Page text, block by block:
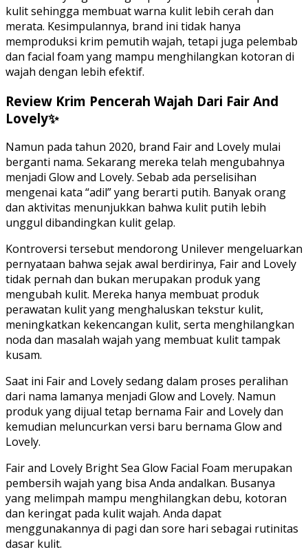
kulit sehingga membuat warna kulit lebih cerah dan
merata. Kesimpulannya, brand ini tidak hanya
memproduksi krim pemutih wajah, tetapi juga pelembab
dan facial foam yang mampu menghilangkan kotoran di
wajah dengan lebih efektif.
Review Krim Pencerah Wajah Dari Fair And
Lovely✨
Namun pada tahun 2020, brand Fair and Lovely mulai
berganti nama. Sekarang mereka telah mengubahnya
menjadi Glow and Lovely. Sebab ada perselisihan
mengenai kata “adil” yang berarti putih. Banyak orang
dan aktivitas menunjukkan bahwa kulit putih lebih
unggul dibandingkan kulit gelap.
Kontroversi tersebut mendorong Unilever mengeluarkan
pernyataan bahwa sejak awal berdirinya, Fair and Lovely
tidak pernah dan bukan merupakan produk yang
mengubah kulit. Mereka hanya membuat produk
perawatan kulit yang menghaluskan tekstur kulit,
meningkatkan kekencangan kulit, serta menghilangkan
noda dan masalah wajah yang membuat kulit tampak
kusam.
Saat ini Fair and Lovely sedang dalam proses peralihan
dari nama lamanya menjadi Glow and Lovely. Namun
produk yang dijual tetap bernama Fair and Lovely dan
kemudian meluncurkan versi baru bernama Glow and
Lovely.
Fair and Lovely Bright Sea Glow Facial Foam merupakan
pembersih wajah yang bisa Anda andalkan. Busanya
yang melimpah mampu menghilangkan debu, kotoran
dan keringat pada kulit wajah. Anda dapat
menggunakannya di pagi dan sore hari sebagai rutinitas
dasar kulit.